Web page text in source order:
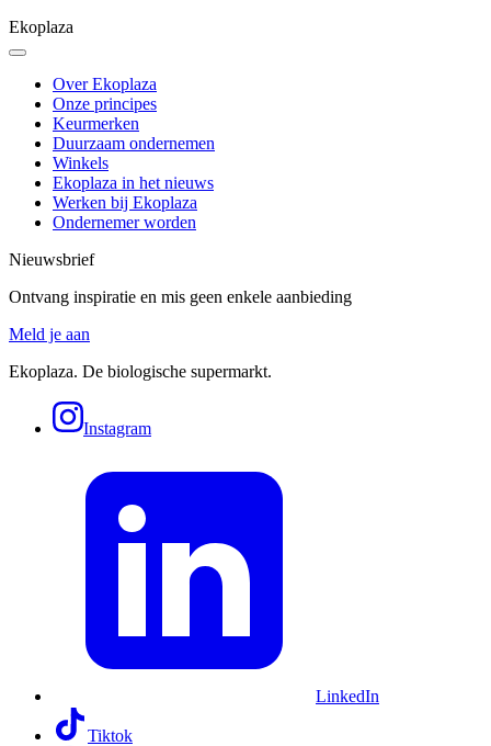
Ekoplaza
Over Ekoplaza
Onze principes
Keurmerken
Duurzaam ondernemen
Winkels
Ekoplaza in het nieuws
Werken bij Ekoplaza
Ondernemer worden
Nieuwsbrief
Ontvang inspiratie en mis geen enkele aanbieding
Meld je aan
Ekoplaza. De biologische supermarkt.
Instagram
LinkedIn
Tiktok